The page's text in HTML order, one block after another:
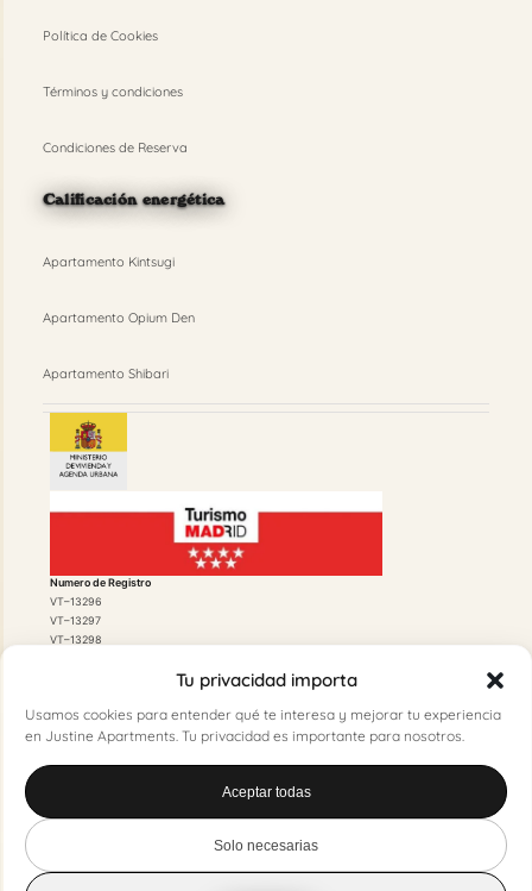
Tu privacidad importa
Usamos cookies para entender qué te interesa y mejorar tu experiencia
en Justine Apartments. Tu privacidad es importante para nosotros.
Aceptar todas
Solo necesarias
Política de Cookies
Términos y condiciones
Condiciones de Reserva
Calificación energética
Apartamento Kintsugi
Apartamento Opium Den
Apartamento Shibari
Numero de Registro
VT–13296
VT–13297
VT–13298